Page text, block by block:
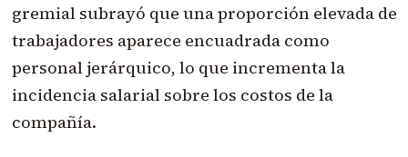
gremial subrayó que una proporción elevada de
trabajadores aparece encuadrada como
personal jerárquico, lo que incrementa la
incidencia salarial sobre los costos de la
compañía.